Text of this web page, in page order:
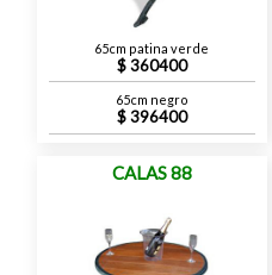
65cm patina verde
360400
65cm negro
396400
CALAS 88